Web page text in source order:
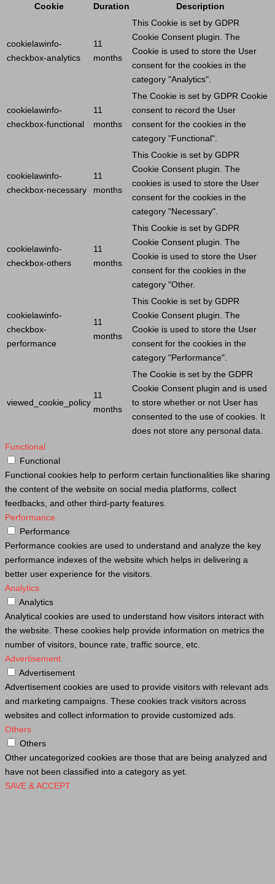
Cookie
Duration Description
cookielawinfo-
checkbox-analytics
11
months
This Cookie is set by GDPR
Cookie Consent plugin. The
Cookie is used to store the User
consent for the cookies in the
category "Analytics".
cookielawinfo-
checkbox-functional
11
months
The Cookie is set by GDPR Cookie
consent to record the User
consent for the cookies in the
category "Functional".
cookielawinfo-
checkbox-necessary
11
months
This Cookie is set by GDPR
Cookie Consent plugin. The
cookies is used to store the User
consent for the cookies in the
category "Necessary".
cookielawinfo-
checkbox-others
11
months
This Cookie is set by GDPR
Cookie Consent plugin. The
Cookie is used to store the User
consent for the cookies in the
category "Other.
cookielawinfo-
checkbox-
performance
11
months
This Cookie is set by GDPR
Cookie Consent plugin. The
Cookie is used to store the User
consent for the cookies in the
category "Performance".
viewed_cookie_policy
11
months
The Cookie is set by the GDPR
Cookie Consent plugin and is used
to store whether or not User has
consented to the use of cookies. It
does not store any personal data.
Functional
Functional
Functional cookies help to perform certain functionalities like sharing
the content of the website on social media platforms, collect
feedbacks, and other third-party features.
Performance
Performance
Performance cookies are used to understand and analyze the key
performance indexes of the website which helps in delivering a
better user experience for the visitors.
Analytics
Analytics
Analytical cookies are used to understand how visitors interact with
the website. These cookies help provide information on metrics the
number of visitors, bounce rate, traffic source, etc.
Advertisement
Advertisement
Advertisement cookies are used to provide visitors with relevant ads
and marketing campaigns. These cookies track visitors across
websites and collect information to provide customized ads.
Others
Others
Other uncategorized cookies are those that are being analyzed and
have not been classified into a category as yet.
SAVE & ACCEPT